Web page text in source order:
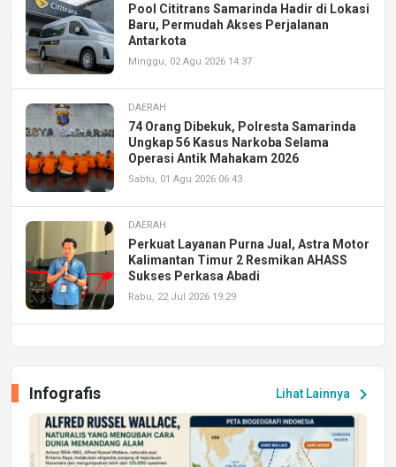
Pool Cititrans Samarinda Hadir di Lokasi
Baru, Permudah Akses Perjalanan
Antarkota
Minggu, 02 Agu 2026 14:37
DAERAH
74 Orang Dibekuk, Polresta Samarinda
Ungkap 56 Kasus Narkoba Selama
Operasi Antik Mahakam 2026
Sabtu, 01 Agu 2026 06:43
DAERAH
Perkuat Layanan Purna Jual, Astra Motor
Kalimantan Timur 2 Resmikan AHASS
Sukses Perkasa Abadi
Rabu, 22 Jul 2026 19:29
Peluang Kerja dan Magang
Jumat, 17 Jul 2026 22:30
DAERAH
Lihat Lainnya chevron_right
Infografis